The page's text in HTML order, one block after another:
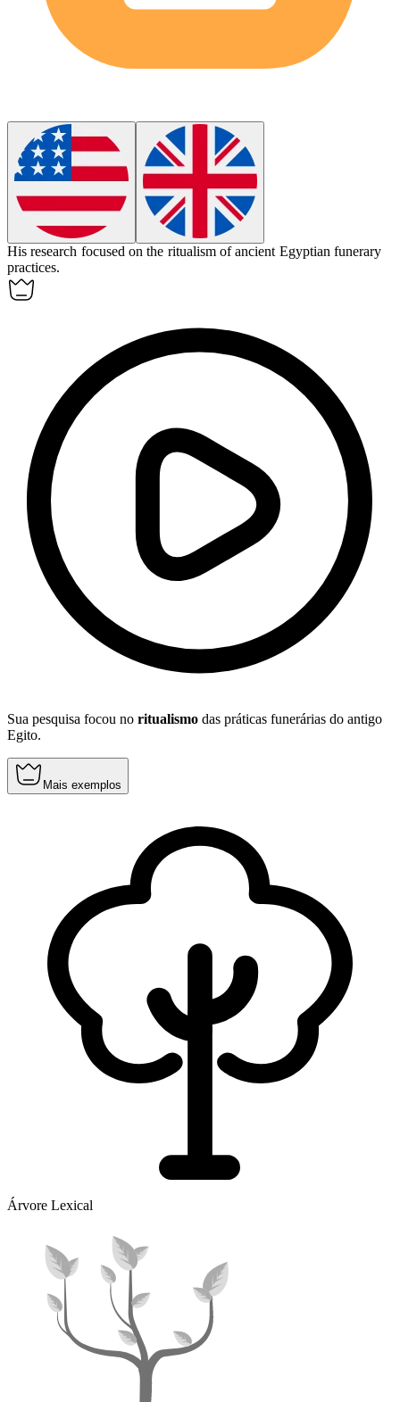
His research focused on the ritualism of ancient Egyptian funerary
practices.
Sua pesquisa focou no ritualismo das práticas funerárias do antigo
Egito.
Mais exemplos
Árvore Lexical